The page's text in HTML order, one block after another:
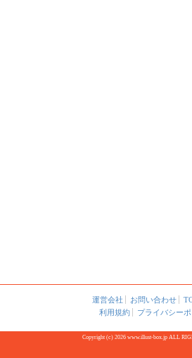
運営会社 お問い合わせ
利用規約
プライバシー
Copyright (c) 2026 www.illust-box.jp ALL